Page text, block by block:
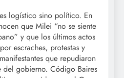
logístico sino político. En
que Milei “no se siente
y que los últimos actos
escraches, protestas y
que repudiaron
del gobierno. Código Baires